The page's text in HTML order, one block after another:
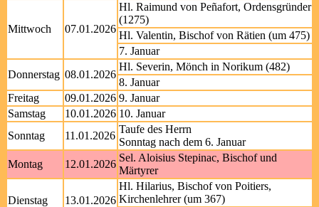
Mittwoch 07.01.2026
Hl. Raimund von Peñafort, Ordensgründer
(1275)
Hl. Valentin, Bischof von Rätien (um 475)
7. Januar
Donnerstag 08.01.2026
Hl. Severin, Mönch in Norikum (482)
8. Januar
Freitag
09.01.2026 9. Januar
Samstag
10.01.2026 10. Januar
Sonntag
11.01.2026
Taufe des Herrn
Sonntag nach dem 6. Januar
Montag
12.01.2026
Sel. Aloisius Stepinac, Bischof und
Märtyrer
Dienstag 13.01.2026
Hl. Hilarius, Bischof von Poitiers,
Kirchenlehrer (um 367)